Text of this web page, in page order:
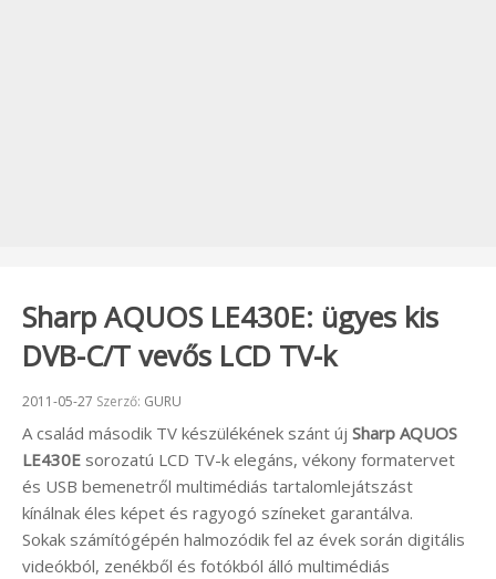
Sharp AQUOS LE430E: ügyes kis
DVB-C/T vevős LCD TV-k
Beküldve:
2011-05-27 Szerző: GURU
A család második TV készülékének szánt új Sharp AQUOS
LE430E sorozatú LCD TV-k elegáns, vékony formatervet
és USB bemenetről multimédiás tartalomlejátszást
kínálnak éles képet és ragyogó színeket garantálva.
Sokak számítógépén halmozódik fel az évek során digitális
videókból, zenékből és fotókból álló multimédiás